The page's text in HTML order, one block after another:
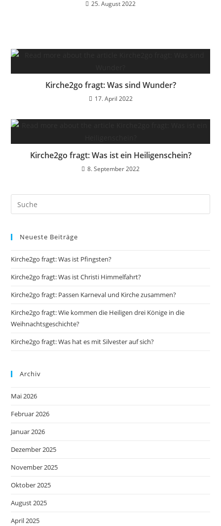
25. August 2022
Kirche2go fragt: Was sind Wunder?
17. April 2022
Kirche2go fragt: Was ist ein Heiligenschein?
8. September 2022
Neueste Beiträge
Kirche2go fragt: Was ist Pfingsten?
Kirche2go fragt: Was ist Christi Himmelfahrt?
Kirche2go fragt: Passen Karneval und Kirche zusammen?
Kirche2go fragt: Wie kommen die Heiligen drei Könige in die
Weihnachtsgeschichte?
Kirche2go fragt: Was hat es mit Silvester auf sich?
Archiv
Mai 2026
Februar 2026
Januar 2026
Dezember 2025
November 2025
Oktober 2025
August 2025
April 2025